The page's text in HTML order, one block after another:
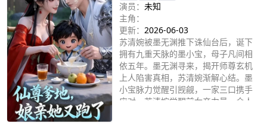
演员： 未知
主角：
更新： 2026-06-03
苏清婉被墨无渊推下诛仙台后，诞下
拥有九重天脉的墨小宝，母子凡间相
依五年。墨无渊寻来，揭开师尊玄机
上人陷害真相，苏清婉渐解心结。墨
小宝脉力觉醒引觊觎，一家三口携手
应对，苏清婉觉醒前女帝力量。众人